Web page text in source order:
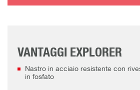
VANTAGGI EXPLORER
Nastro in acciaio resistente con
in fosfato